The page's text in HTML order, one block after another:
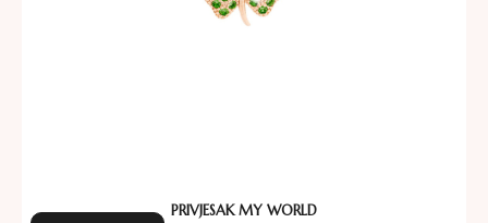
PRIVJESAK MY WORLD